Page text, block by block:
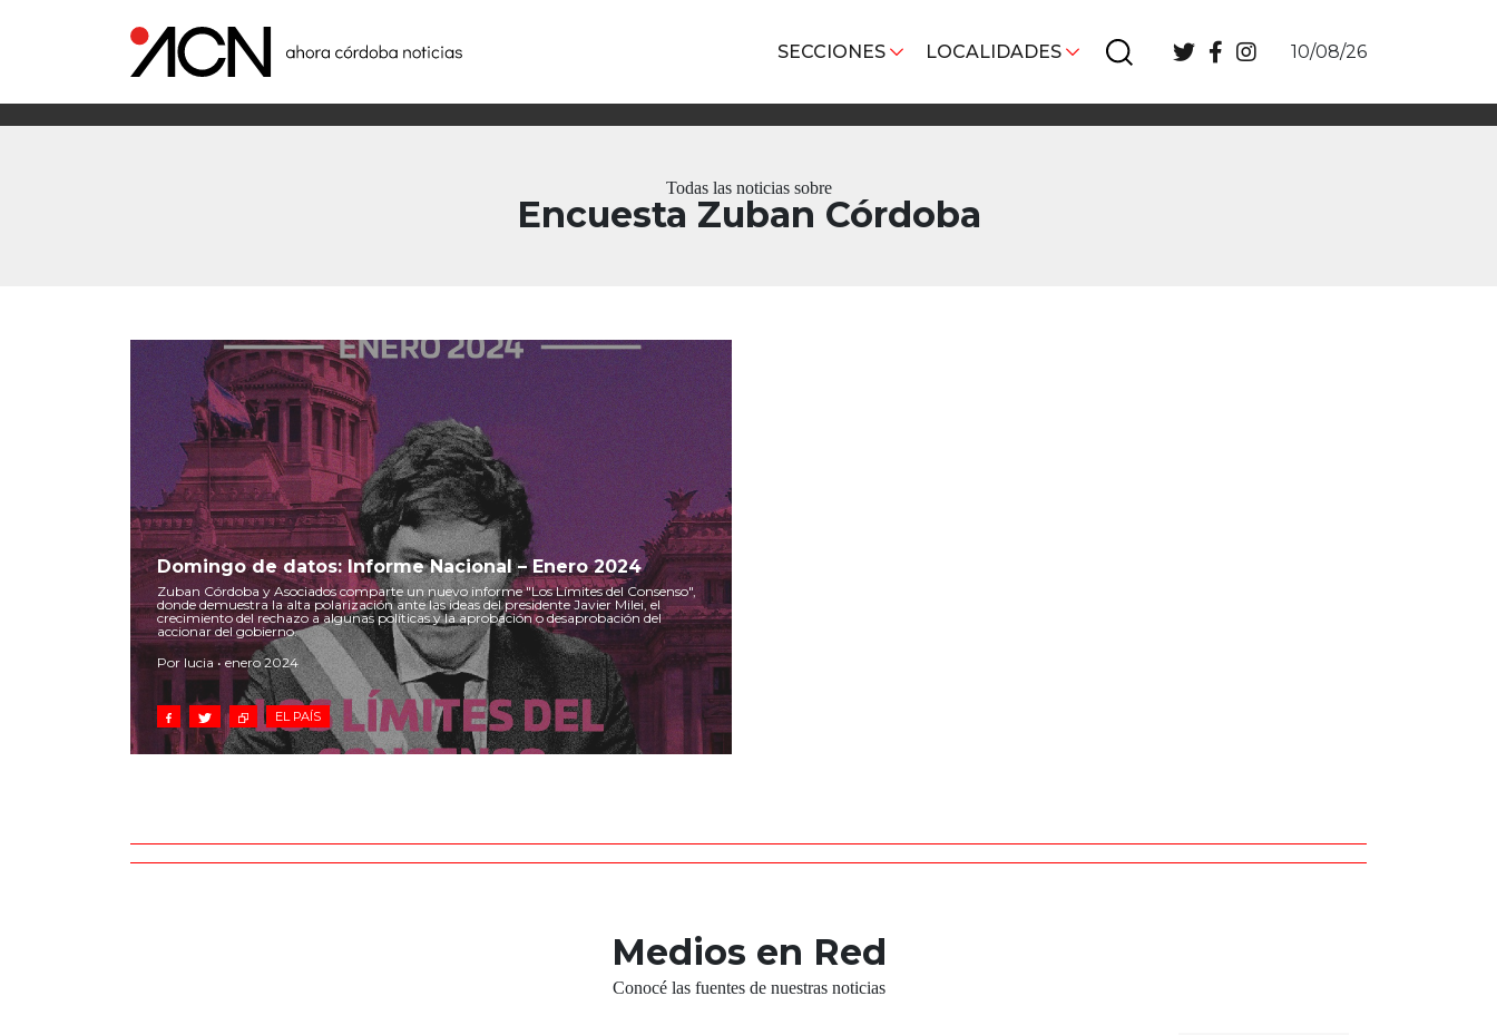
SECCIONES LOCALIDADES 10/08/26
Todas las noticias sobre
Encuesta Zuban Córdoba
Domingo de datos: Informe Nacional – Enero 2024
Zuban Córdoba y Asociados comparte un nuevo informe "Los Límites del Consenso",
donde demuestra la alta polarización ante las ideas del presidente Javier Milei, el
crecimiento del rechazo a algunas políticas y la aprobación o desaprobación del
accionar del gobierno.
Por lucia • enero 2024
EL PAÍS
Medios en Red
Conocé las fuentes de nuestras noticias